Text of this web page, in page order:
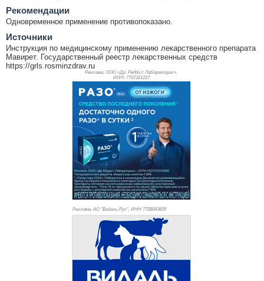
Рекомендации
Одновременное применение противопоказано.
Источники
Инструкция по медицинскому применению лекарственного препарата
Мавирет. Государственный реестр лекарственных средств
https://grls.rosminzdrav.ru
Реклама. ООО «Др. Редди’с Лабораторис»,
ИНН: 7707321227
Реклама. АО "Видаль Рус", ИНН 7728043605